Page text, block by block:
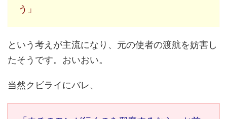
う」
という考えが主流になり、元の使者の渡航を妨害し
たそうです。おいおい。
当然クビライにバレ、